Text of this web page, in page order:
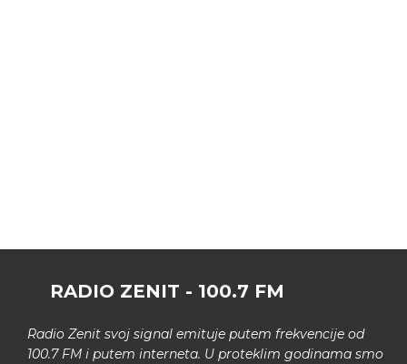
RADIO ZENIT - 100.7 FM
Radio Zenit svoj signal emituje putem frekvencije od
100.7 FM i putem interneta. U proteklim godinama smo